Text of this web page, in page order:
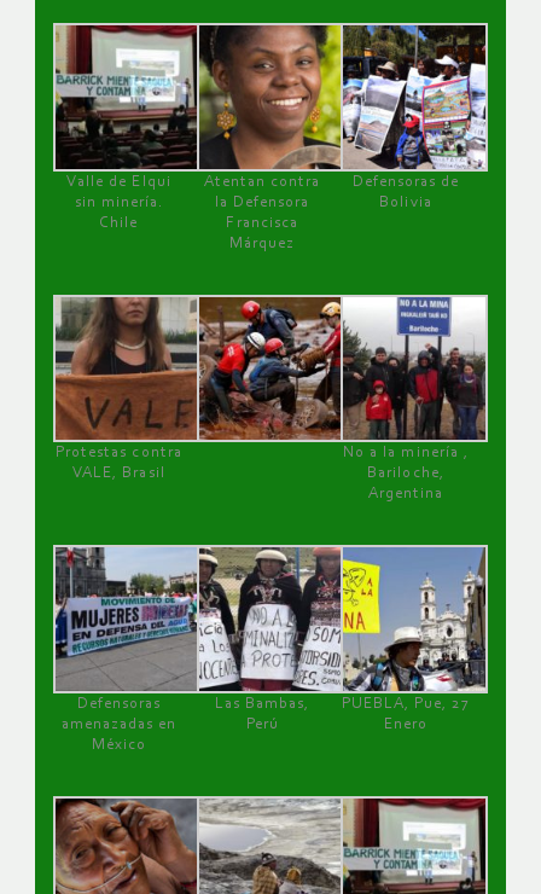
Valle de Elqui
sin minería.
Chile
Atentan contra
la Defensora
Francisca
Márquez
Defensoras de
Bolivia
Protestas contra
VALE, Brasil
No a la minería ,
Bariloche,
Argentina
Defensoras
amenazadas en
México
Las Bambas,
Perú
PUEBLA, Pue, 27
Enero